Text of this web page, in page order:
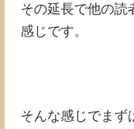
その延長で他の読
感じです。
そんな感じでまず